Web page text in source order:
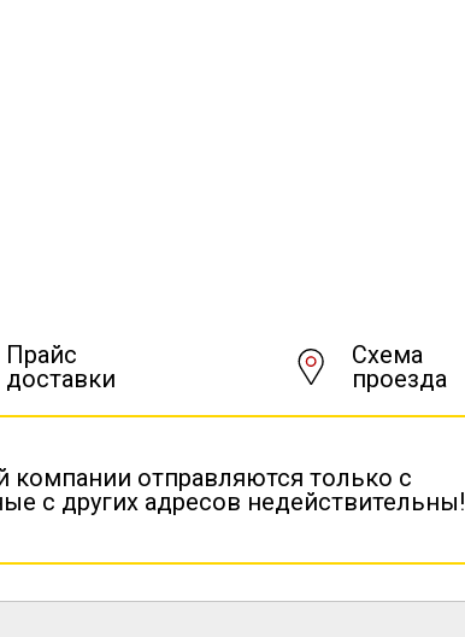
Прайс
доставки
Схема
проезда
отправляются только с
с других адресов недействительны!